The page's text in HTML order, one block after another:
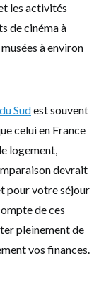
les activités
de cinéma à
à environ
Sudest souvent
celui en France
logement,
devrait
pour votre séjour
de ces
pleinement de
vos finances.